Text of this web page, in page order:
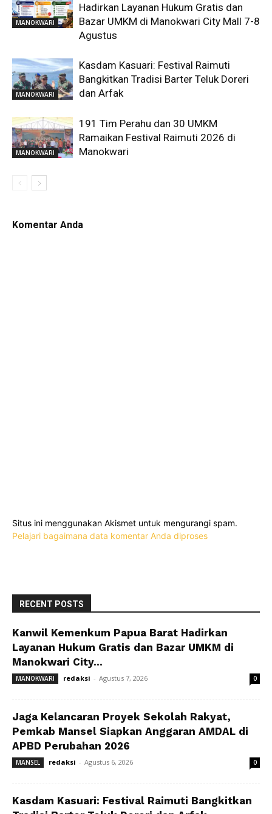
MANOKWARI
Hadirkan Layanan Hukum Gratis dan
Bazar UMKM di Manokwari City Mall 7-8
Agustus
MANOKWARI
Kasdam Kasuari: Festival Raimuti
Bangkitkan Tradisi Barter Teluk Doreri
dan Arfak
MANOKWARI
191 Tim Perahu dan 30 UMKM
Ramaikan Festival Raimuti 2026 di
Manokwari
Komentar Anda
Situs ini menggunakan Akismet untuk mengurangi spam.
Pelajari bagaimana data komentar Anda diproses
RECENT POSTS
Kanwil Kemenkum Papua Barat Hadirkan
Layanan Hukum Gratis dan Bazar UMKM di
Manokwari City...
MANOKWARI redaksi - Agustus 7, 2026 0
Jaga Kelancaran Proyek Sekolah Rakyat,
Pemkab Mansel Siapkan Anggaran AMDAL di
APBD Perubahan 2026
MANSEL redaksi - Agustus 6, 2026 0
Kasdam Kasuari: Festival Raimuti Bangkitkan